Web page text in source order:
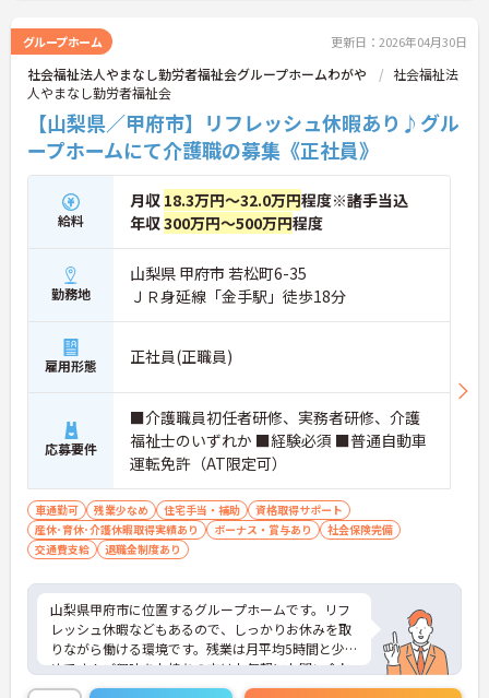
グループホーム 更新日：2026年04月30日
社会福祉法人やまなし勤労者福祉会グループホームわがや
社会福祉法
人やまなし勤労者福祉会
【山梨県／甲府市】リフレッシュ休暇あり♪グル
ープホームにて介護職の募集《正社員》
給料
月収 18.3万円～32.0万円程度※諸手当込
年収300万円～500万円程度
勤務地
山梨県 甲府市 若松町6-35
ＪＲ身延線「金手駅」徒歩18分
雇用形態 正社員(正職員)
応募要件
■介護職員初任者研修、実務者研修、介護
福祉士のいずれか ■経験必須 ■普通自動車
運転免許（AT限定可）
車通勤可 残業少なめ 住宅手当・補助
資格取得サポート
産休･育休･介護休暇取得実績あり
ボーナス・賞与あり
社会保険完備
交通費支給
退職金制度あり
山梨県甲府市に位置するグループホームです。リフ
レッシュ休暇などもあるので、しっかりお休みを取
りながら働ける環境です。残業は月平均5時間と少な
めです！ご興味をお持ちの方はお気軽にお問い合わ
せください。